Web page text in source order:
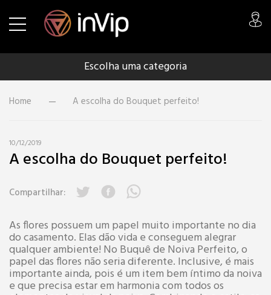
Escolha uma categoria
Home A escolha do Bouquet perfeito!
10/12/2019
A escolha do Bouquet perfeito!
Compartilhar:
As flores possuem um papel muito importante no dia
do casamento. Elas dão vida e conseguem alegrar
qualquer ambiente! No Buquê de Noiva Perfeito, o
papel das flores não seria diferente. Inclusive, é mais
importante ainda, pois é um item bem íntimo da noiva
e que precisa estar em harmonia com todos os